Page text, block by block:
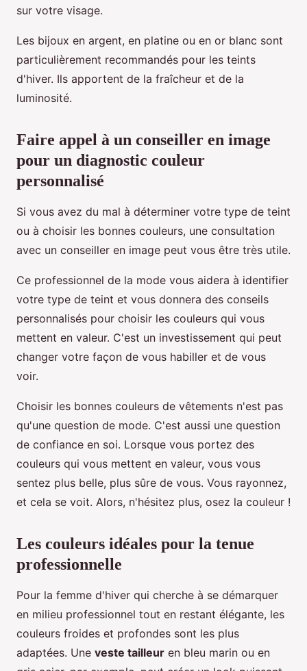
sur votre visage.
Les bijoux en argent, en platine ou en or blanc sont
particulièrement recommandés pour les teints
d'hiver. Ils apportent de la fraîcheur et de la
luminosité.
Faire appel à un conseiller en image
pour un diagnostic couleur
personnalisé
Si vous avez du mal à déterminer votre type de teint
ou à choisir les bonnes couleurs, une consultation
avec un conseiller en image peut vous être très utile.
Ce professionnel de la mode vous aidera à identifier
votre type de teint et vous donnera des conseils
personnalisés pour choisir les couleurs qui vous
mettent en valeur. C'est un investissement qui peut
changer votre façon de vous habiller et de vous
voir.
Choisir les bonnes couleurs de vêtements n'est pas
qu'une question de mode. C'est aussi une question
de confiance en soi. Lorsque vous portez des
couleurs qui vous mettent en valeur, vous vous
sentez plus belle, plus sûre de vous. Vous rayonnez,
et cela se voit. Alors, n'hésitez plus, osez la couleur !
Les couleurs idéales pour la tenue
professionnelle
Pour la femme d'hiver qui cherche à se démarquer
en milieu professionnel tout en restant élégante, les
couleurs froides et profondes sont les plus
adaptées. Une veste tailleur en bleu marin ou en